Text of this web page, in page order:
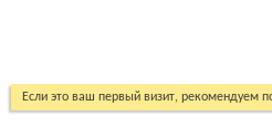
Если это ваш первый визит, рекомендуем